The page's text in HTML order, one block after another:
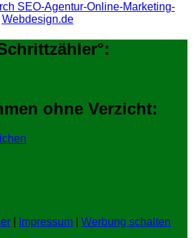
SEO-Agentur-Online-Marketing-
Webdesign.de
ohne Verzicht:
Impressum
Werbung schalten